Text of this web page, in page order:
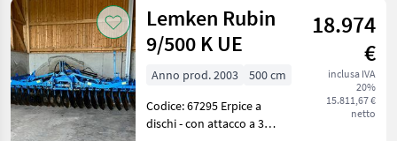
terreno
/
Lemken
Lemken Rubin
9/500 K UE
18.974
€
inclusa IVA
20%
15.811,67 €
netto
Anno prod. 2003
500 cm
Codice: 67295 Erpice a
dischi - con attacco a 3